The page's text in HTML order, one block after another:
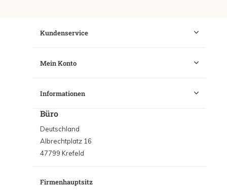
Kundenservice
Mein Konto
Informationen
Büro
Deutschland
Albrechtplatz 16
47799 Krefeld
Firmenhauptsitz